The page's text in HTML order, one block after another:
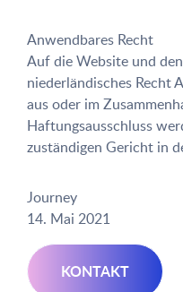
Anwendbares Recht
Auf die Website und
niederländisches Recht
aus oder im
Haftungsausschluss
zuständigen Gericht in
Journey
14. Mai 2021
KONTAKT